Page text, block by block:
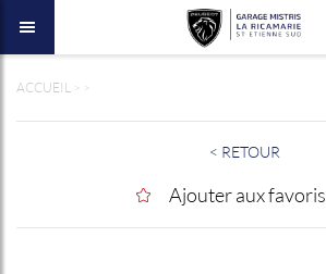
ACCUEIL
< RETOUR
Ajouter aux favoris